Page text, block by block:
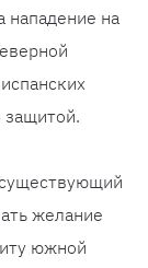
нападение на
защитой.
желание
южной